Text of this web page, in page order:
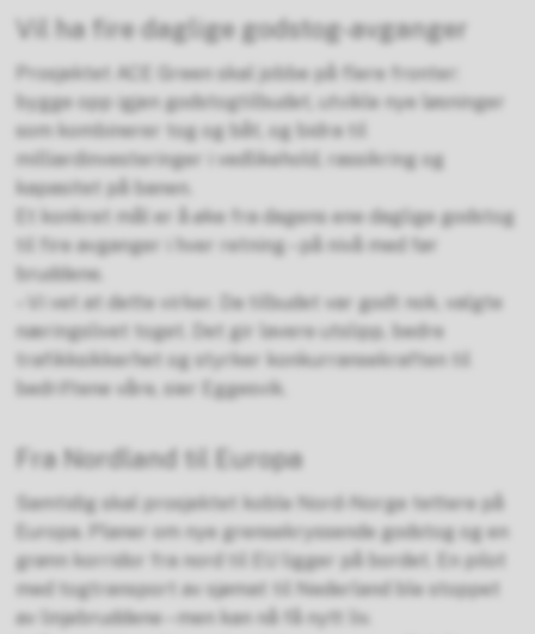
Vil ha fire daglige godstog-avganger
Prosjektet ACE Green skal jobbe på flere fronter:
bygge opp igjen godstogtilbudet, utvikle nye løsninger
som kombinerer tog og båt, og bidra til
milliardinvesteringer i vedlikehold, rassikring og
kapasitet på banen.
Et konkret mål er å øke fra dagens ene daglige godstog
til fire avganger i hver retning – på nivå med før
bruddene.
– Vi vet at dette virker. Da tilbudet var godt nok, valgte
næringslivet toget. Det gir lavere utslipp, bedre
trafikksikkerhet og styrker konkurransekraften til
bedriftene våre, sier Eggesvik.
Fra Nordland til Europa
Samtidig skal prosjektet koble Nord-Norge tettere på
Europa. Planer om nye grensekryssende godstog og en
grønn korridor fra nord til EU ligger på bordet. En pilot
med togtransport av sjømat til Nederland ble stoppet
av linjebruddene – men kan nå få nytt liv.